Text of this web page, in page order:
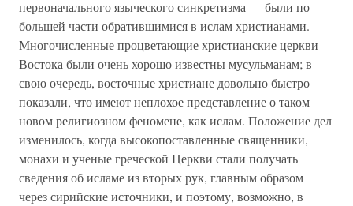
первоначального языческого синкретизма — были по
большей части обратившимися в ислам христианами.
Многочисленные процветающие христианские церкви
Востока были очень хорошо известны мусульманам; в
свою очередь, восточные христиане довольно быстро
показали, что имеют неплохое представление о таком
новом религиозном феномене, как ислам. Положение дел
изменилось, когда высокопоставленные священники,
монахи и ученые греческой Церкви стали получать
сведения об исламе из вторых рук, главным образом
через сирийские источники, и поэтому, возможно, в